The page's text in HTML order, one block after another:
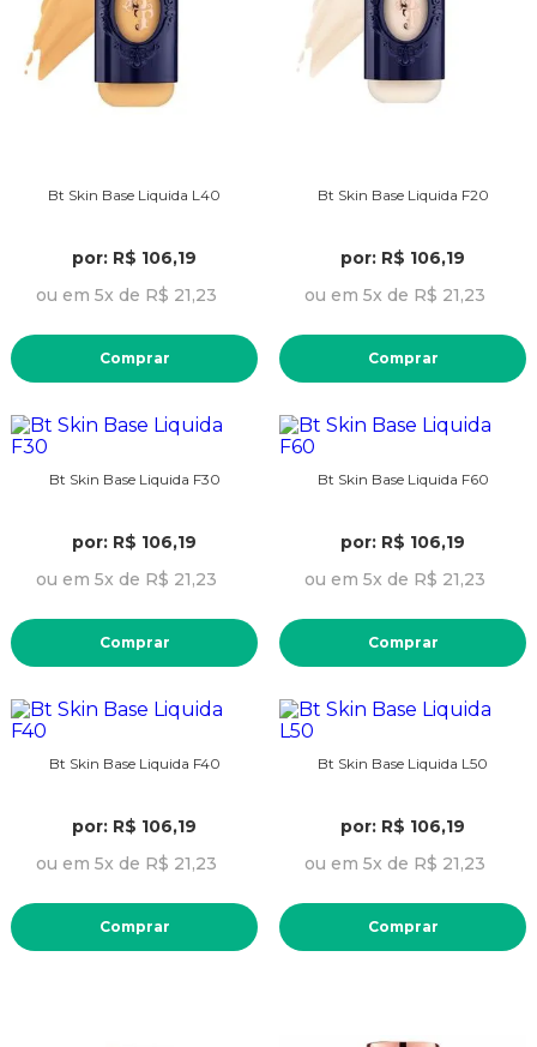
Bt Skin Base Liquida L40
por: R$ 106,19
ou em 5x de R$ 21,23
Comprar
Bt Skin Base Liquida F20
por: R$ 106,19
ou em 5x de R$ 21,23
Comprar
Bt Skin Base Liquida F30
por: R$ 106,19
ou em 5x de R$ 21,23
Comprar
Bt Skin Base Liquida F60
por: R$ 106,19
ou em 5x de R$ 21,23
Comprar
Bt Skin Base Liquida F40
por: R$ 106,19
ou em 5x de R$ 21,23
Comprar
Bt Skin Base Liquida L50
por: R$ 106,19
ou em 5x de R$ 21,23
Comprar